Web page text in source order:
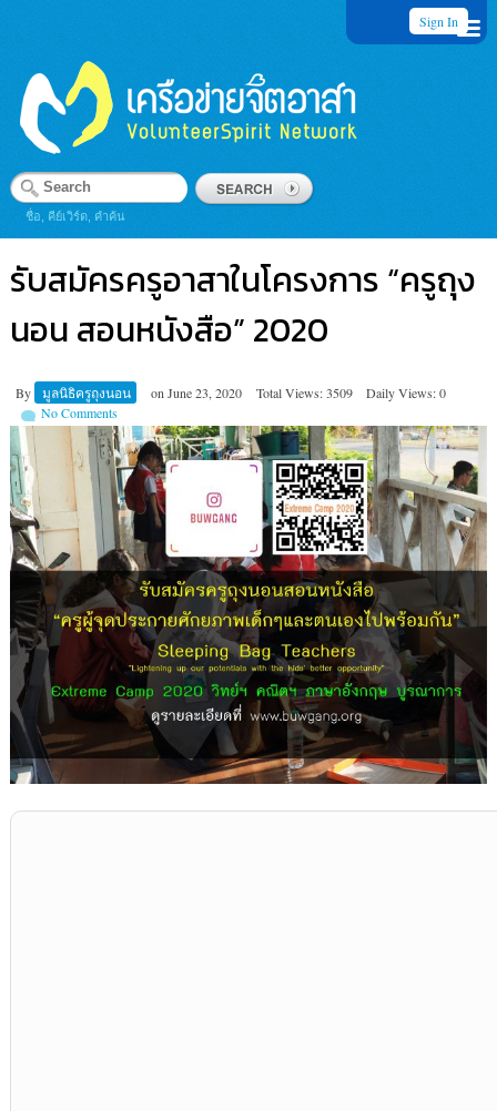
Sign In
ชื่อ, คีย์เวิร์ด, คำค้น
รับสมัครครูอาสาในโครงการ “ครูถุง
นอน สอนหนังสือ” 2020
By มูลนิธิครูถุงนอน on June 23, 2020 Total Views: 3509
Daily Views: 0
No Comments